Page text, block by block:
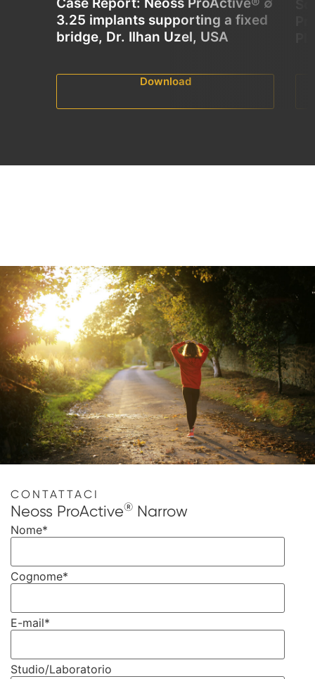
3.25 implants supporting a fixed
bridge, Dr. Ilhan Uzel, USA
Download
CONTATTACI
Neoss ProActive® Narrow
Nome*
Cognome*
E-mail*
Studio/Laboratorio